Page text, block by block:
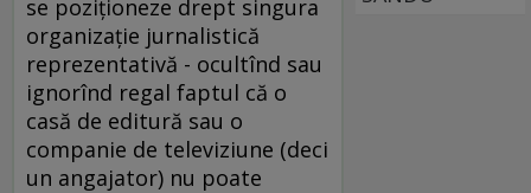
se poziţioneze drept singura
organizaţie jurnalistică
reprezentativă - ocultînd sau
ignorînd regal faptul că o
casă de editură sau o
companie de televiziune (deci
un angajator) nu poate